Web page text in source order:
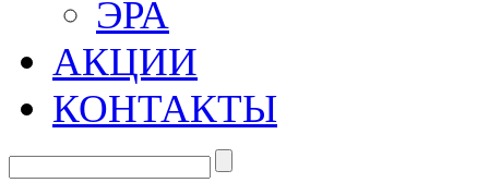
ЭРА
АКЦИИ
КОНТАКТЫ